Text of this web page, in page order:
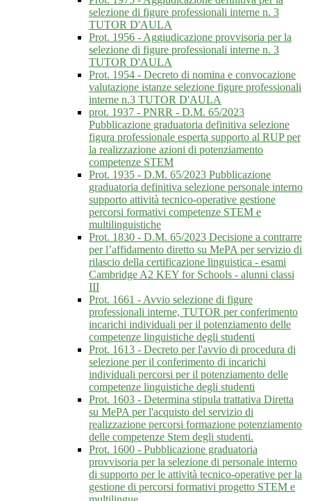
selezione di figure professionali interne n. 3
TUTOR D'AULA
Prot. 1956 - Aggiudicazione provvisoria per la
selezione di figure professionali interne n. 3
TUTOR D'AULA
Prot. 1954 - Decreto di nomina e convocazione
valutazione istanze selezione figure professionali
interne n.3 TUTOR D'AULA
prot. 1937 - PNRR - D.M. 65/2023
Pubblicazione graduatoria definitiva selezione
figura professionale esperta supporto al RUP per
la realizzazione azioni di potenziamento
competenze STEM
Prot. 1935 - D.M. 65/2023 Pubblicazione
graduatoria definitiva selezione personale interno
supporto attività tecnico-operative gestione
percorsi formativi competenze STEM e
multilinguistiche
Prot. 1830 - D.M. 65/2023 Decisione a contrarre
per l’affidamento diretto su MePA per servizio di
rilascio della certificazione linguistica - esami
Cambridge A2 KEY for Schools - alunni classi
III
Prot. 1661 - Avvio selezione di figure
professionali interne, TUTOR per conferimento
incarichi individuali per il potenziamento delle
competenze linguistiche degli studenti
Prot. 1613 - Decreto per l'avvio di procedura di
selezione per il conferimento di incarichi
individuali percorsi per il potenziamento delle
competenze linguistiche degli studenti
Prot. 1603 - Determina stipula trattativa Diretta
su MePA per l'acquisto del servizio di
realizzazione percorsi formazione potenziamento
delle competenze Stem degli studenti.
Prot. 1600 - Pubblicazione graduatoria
provvisoria per la selezione di personale interno
di supporto per le attività tecnico-operative per la
gestione di percorsi formativi progetto STEM e